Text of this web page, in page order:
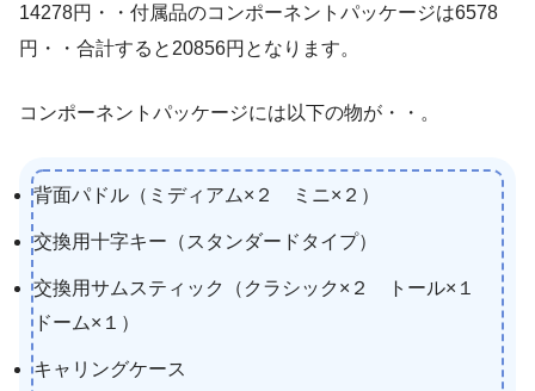
14278円・・付属品のコンポーネントパッケージは6578
円・・合計すると20856円となります。
コンポーネントパッケージには以下の物が・・。
背面パドル（ミディアム×２ ミニ×２）
交換用十字キー（スタンダードタイプ）
交換用サムスティック（クラシック×２ トール×１
ドーム×１）
キャリングケース